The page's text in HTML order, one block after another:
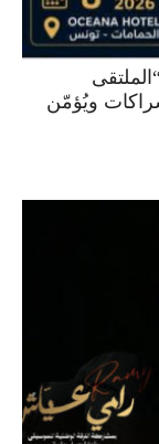
ويُؤمّن